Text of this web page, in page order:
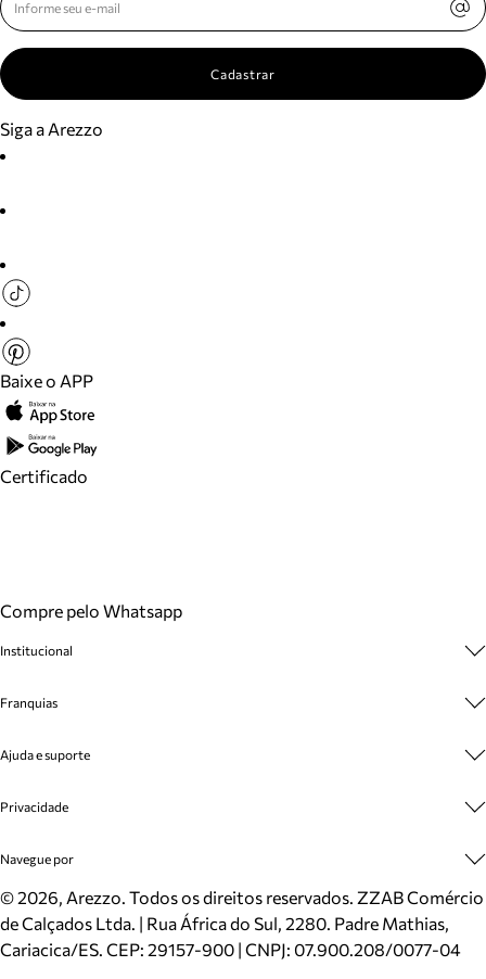
Cadastrar
Siga a Arezzo
Baixe o APP
Certificado
Compre pelo Whatsapp
Institucional
Cashback
Venda Corporativa
Mapa do Site
Inverno
Mundo Arezzo
Franquias
Plano de Negócio
Ajuda e suporte
Cadastro
Meus Pedidos
Trocas e Devoluções
Cartão Presente
Localizador de lojas
Privacidade
Politica e Privacidade
Navegue por
Sapatos
Bolsas
Scarpins
©2026, Arezzo. Todos os direitos reservados. ZZAB Comércio
de Calçados Ltda. | Rua África do Sul, 2280. Padre Mathias,
Cariacica/ES. CEP: 29157-900 | CNPJ: 07.900.208/0077-04